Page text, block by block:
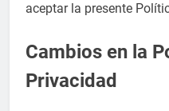
aceptar la presente
Cambios en la
Privacidad